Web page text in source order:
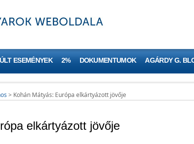
ESEMÉNYEK 2% DOKUMENTUMOK AGÁRDY G.
> Kohán Mátyás: Európa elkártyázott jövője
elkártyázott jövője